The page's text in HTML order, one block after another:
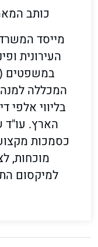
כותב
מייסד
העירונית
בליווי אלפי
הארץ. עו"ד
כסמכות
מוכחות,
למיקסום